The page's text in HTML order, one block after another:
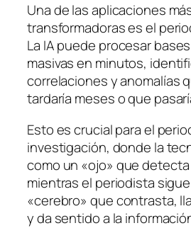
Una de las aplicaciones
transformadoras es el
La IA puede procesar
masivas en minutos,
correlaciones y anomalías
tardaría meses o que
Esto es crucial para el
investigación, donde la
como un «ojo» que
mientras el periodista
«cerebro» que contrasta,
y da sentido a la